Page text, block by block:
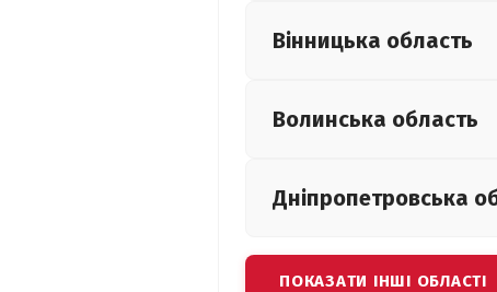
Вінницька область
Волинська область
Дніпропетровська
ПОКАЗАТИ ІНШІ ОБЛАСТІ